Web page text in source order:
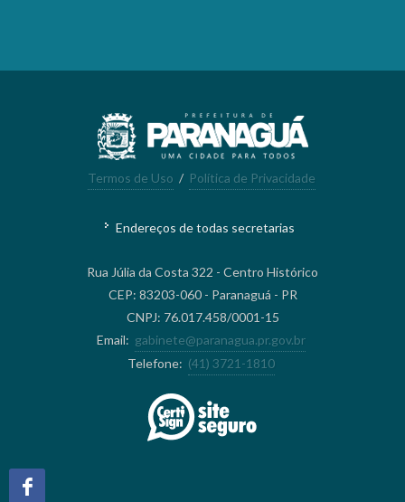
Termos de Uso / Política de Privacidade
Endereços de todas secretarias
Rua Júlia da Costa 322 - Centro Histórico
CEP: 83203-060 - Paranaguá - PR
CNPJ: 76.017.458/0001-15
Email: gabinete@paranagua.pr.gov.br
Telefone: (41) 3721-1810